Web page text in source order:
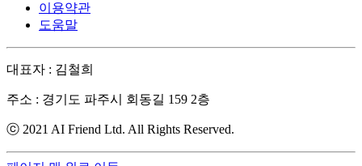
이용약관
도움말
대표자 : 김철희
주소 : 경기도 파주시 회동길 159 2층
ⓒ 2021 AI Friend Ltd. All Rights Reserved.